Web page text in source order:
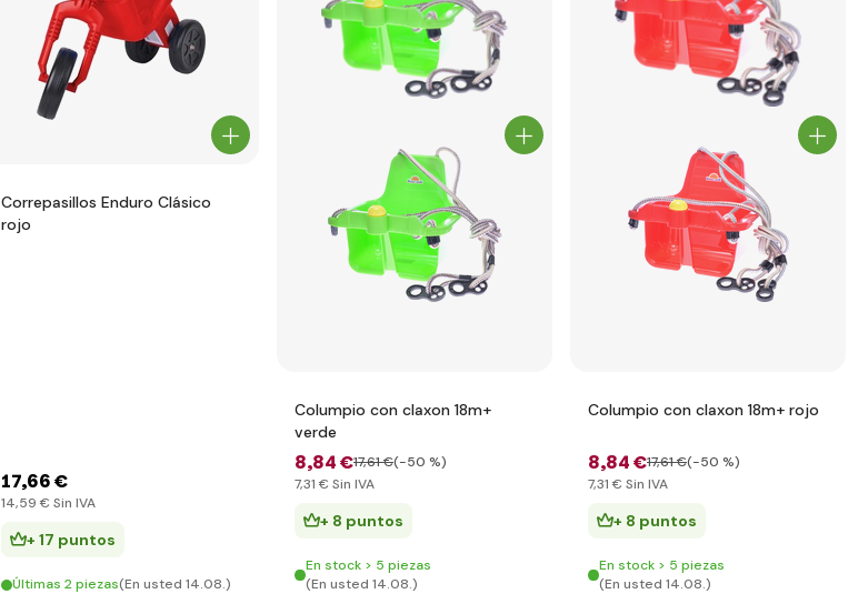
Correpasillos Enduro Clásico
rojo
17,66 €
14,59 € Sin IVA
+ 17 puntos
Últimas 2 piezas(En usted 14.08.)
Columpio con claxon 18m+
verde
8,84 €17,61 €(-50 %)
7,31 € Sin IVA
+ 8 puntos
En stock > 5 piezas
(En usted 14.08.)
Columpio con claxon 18m+ rojo
8,84 €17,61 €(-50 %)
7,31 € Sin IVA
+ 8 puntos
En stock > 5 piezas
(En usted 14.08.)